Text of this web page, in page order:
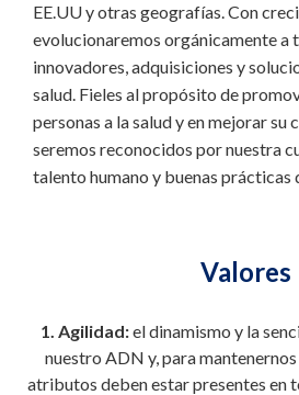
EE.UU y otras geografías. Con
evolucionaremos orgánicamente a
innovadores, adquisiciones y
salud. Fieles al propósito de
personas a la salud y en mejorar su
seremos reconocidos por nuestra
talento humano y buenas prácticas
Valores
1. Agilidad:el dinamismo y la
nuestro ADN y, para
atributos deben estar presentes en